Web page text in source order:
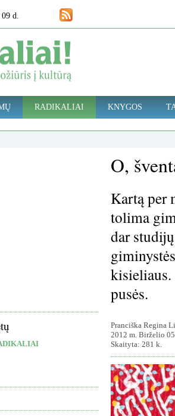
d.
RADIKALIAI KNYGOS
O,
Kartą per
tolima
dar
pusės.
Pranciška Regina
2012 m. Birželio
Skaityta: 281 k.